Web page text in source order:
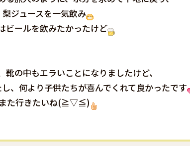
梨ジュースを一気飲み
ビールを飲みたかったけど
靴の中もエラいことになりましたけど、
、何より子供たちが喜んでくれて良かったです
また行きたいね(≧▽≦)